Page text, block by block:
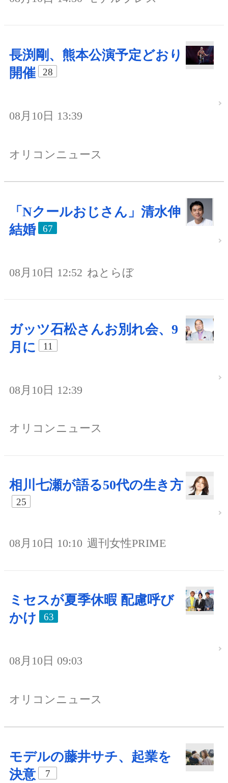
長渕剛、熊本公演予定どおり
開催
28
08月10日 13:39
オリコンニュース
「Nクールおじさん」清水伸
結婚
67
08月10日 12:52 ねとらぼ
ガッツ石松さんお別れ会、9
月に
11
08月10日 12:39
オリコンニュース
相川七瀬が語る50代の生き方
25
08月10日 10:10 週刊女性PRIME
ミセスが夏季休暇 配慮呼び
かけ
63
08月10日 09:03
オリコンニュース
モデルの藤井サチ、起業を
決意
7